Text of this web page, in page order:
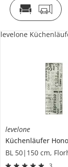
levelone
Küchenläufer
levelone